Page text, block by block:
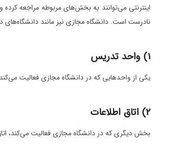
اینترنتی می‌توانند به بخش‌های مربوطه مراجعه
نادرست است. دانشگاه مجازی نیز مانند
1) واحد تدریس
یکی از واحدهایی که در دانشگاه مجازی فعالیت
2) اتاق اطلاعات
بخش دیگری که در دانشگاه مجازی فعالیت می‌کند،